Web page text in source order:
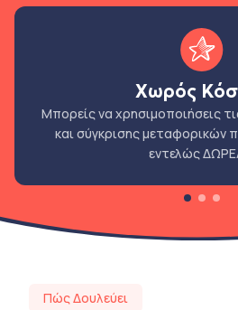
Χωρός
Μπορείς να χρησιμοποιήσεις
και σύγκρισης μεταφορικών
εντελώς
Πώς Δουλεύει